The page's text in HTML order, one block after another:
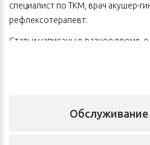
специалист по ТКМ, врач акушер-
рефлексотерапевт.
Статьи написаны в разное время,
позиции восточной медицины.